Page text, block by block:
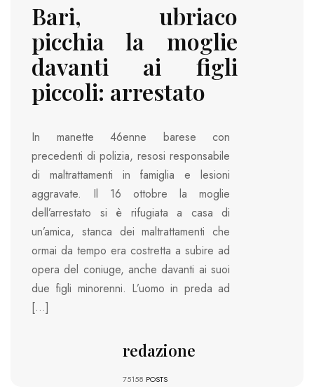
Bari, ubriaco
picchia la moglie
davanti ai figli
piccoli: arrestato
In manette 46enne barese con
precedenti di polizia, resosi responsabile
di maltrattamenti in famiglia e lesioni
aggravate. Il 16 ottobre la moglie
dell’arrestato si è rifugiata a casa di
un’amica, stanca dei maltrattamenti che
ormai da tempo era costretta a subire ad
opera del coniuge, anche davanti ai suoi
due figli minorenni. L’uomo in preda ad
[…]
redazione
75158 POSTS